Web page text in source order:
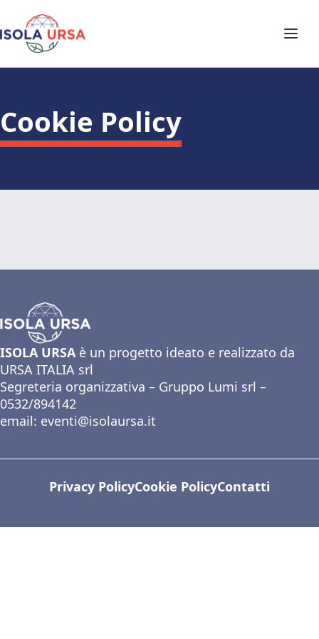
Cookie Policy
ISOLA URSA è un progetto ideato e realizzato da
URSA ITALIA srl
Segreteria organizzativa – Gruppo Lumi srl –
0532/894142
email: eventi@isolaursa.it
Privacy PolicyCookie PolicyContatti